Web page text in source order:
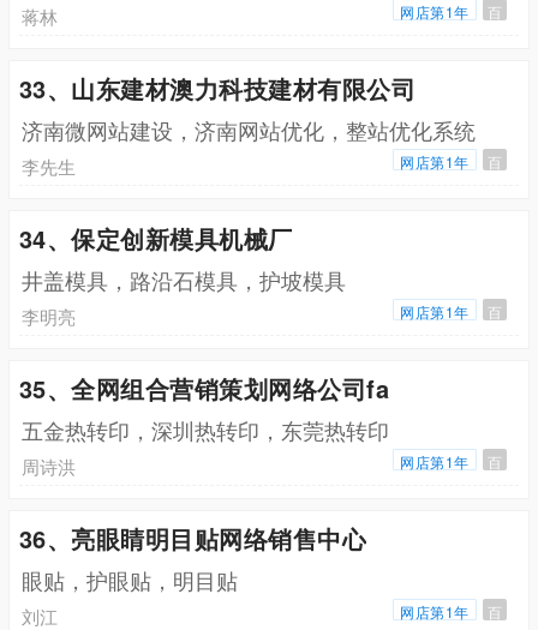
蒋林 网店第1年 百
33、山东建材澳力科技建材有限公司
济南微网站建设，济南网站优化，整站优化系统
李先生 网店第1年 百
34、保定创新模具机械厂
井盖模具，路沿石模具，护坡模具
李明亮 网店第1年 百
35、全网组合营销策划网络公司fa
五金热转印，深圳热转印，东莞热转印
周诗洪 网店第1年 百
36、亮眼睛明目贴网络销售中心
眼贴，护眼贴，明目贴
刘江 网店第1年 百